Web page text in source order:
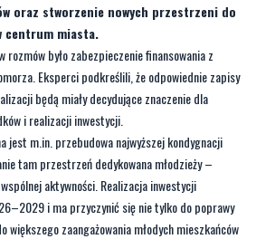
oraz stworzenie nowych przestrzeni do
centrum miasta.
rozmów było zabezpieczenie finansowania z
Eksperci podkreślili, że odpowiednie zapisy
będą miały decydujące znaczenie dla
i realizacji inwestycji.
jest m.in. przebudowa najwyższej kondygnacji
tam przestrzeń dedykowana młodzieży –
aktywności. Realizacja inwestycji
i ma przyczynić się nie tylko do poprawy
zaangażowania młodych mieszkańców